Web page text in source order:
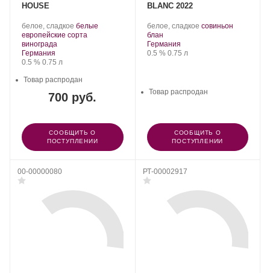
HOUSE
Производитель:
Peter
Mertes.
белое, сладкое .
Сорт
белые
европейские сорта
винограда
Регион:
Германия
Крепость
0.5 %. Объем
0.75 л
700 руб.
Товар распродан
СООБЩИТЬ О
ПОСТУПЛЕНИИ
BLANC 2022
белое, сладкое .совиньон
блан.
Регион:
Германия
Крепость
0.5 %. Объем
0.75 л
Товар распродан
СООБЩИТЬ О
ПОСТУПЛЕНИИ
00-00000080 РТ-00002917